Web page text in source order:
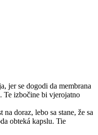
jer se dogodi da membrana
Te izbočine bi vjerojatno
doraz, lebo sa stane, že sa
obteká kapslu. Tie